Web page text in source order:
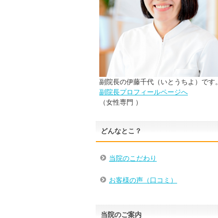
副院長の伊藤千代（いとうちよ）です
副院長プロフィールページへ
（女性専門 ）
どんなとこ？
当院のこだわり
お客様の声（口コミ）
当院のご案内